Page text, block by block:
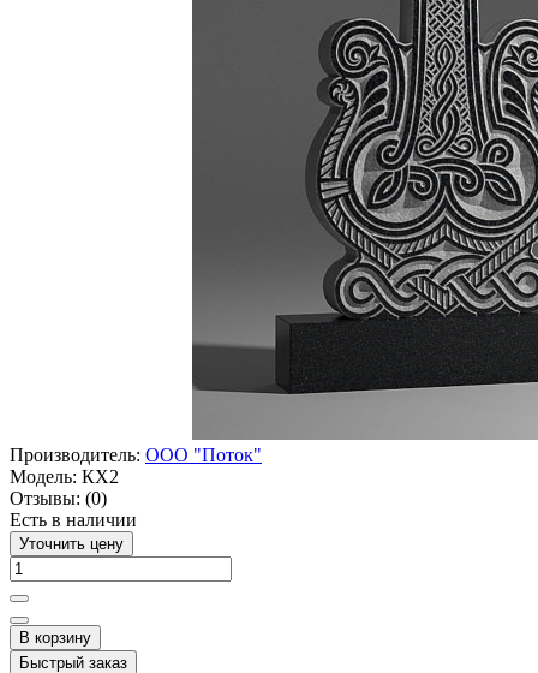
Производитель: ООО "Поток"
Модель: КХ2
Отзывы: (0)
Есть в наличии
Уточнить цену
В корзину
Быстрый заказ